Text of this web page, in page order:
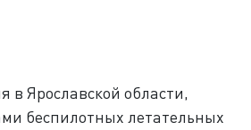
в Ярославской области,
беспилотных летательных